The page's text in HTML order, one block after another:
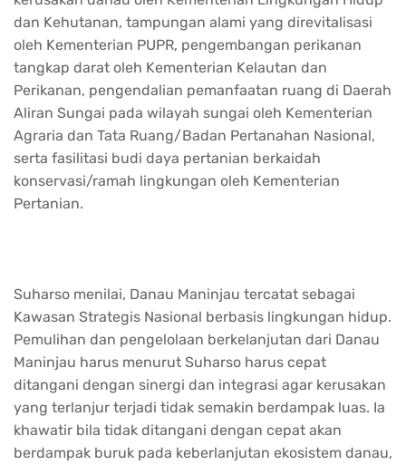
dan Kehutanan, tampungan alami yang direvitalisasi
oleh Kementerian PUPR, pengembangan perikanan
tangkap darat oleh Kementerian Kelautan dan
Perikanan, pengendalian pemanfaatan ruang di Daerah
Aliran Sungai pada wilayah sungai oleh Kementerian
Agraria dan Tata Ruang/Badan Pertanahan Nasional,
serta fasilitasi budi daya pertanian berkaidah
konservasi/ramah lingkungan oleh Kementerian
Pertanian.
Suharso menilai, Danau Maninjau tercatat sebagai
Kawasan Strategis Nasional berbasis lingkungan hidup.
Pemulihan dan pengelolaan berkelanjutan dari Danau
Maninjau harus menurut Suharso harus cepat
ditangani dengan sinergi dan integrasi agar kerusakan
yang terlanjur terjadi tidak semakin berdampak luas. Ia
khawatir bila tidak ditangani dengan cepat akan
berdampak buruk pada keberlanjutan ekosistem danau,